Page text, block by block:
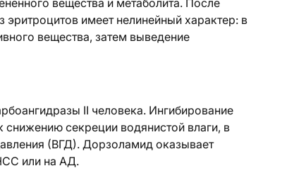
имеет нелинейный характер: в
вещества, затем выведение
II человека. Ингибирование
снижению секреции водянистой влаги, в
(ВГД). Дорзоламид оказывает
или на АД.